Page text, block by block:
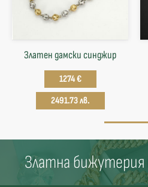
Златен дамски синджир
1274 €
2491.73 лв.
Златна бижутерия